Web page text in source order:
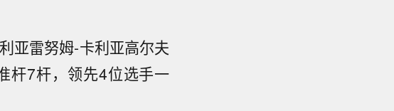
亚雷努姆-卡利亚高尔夫
杆7杆，领先4位选手一